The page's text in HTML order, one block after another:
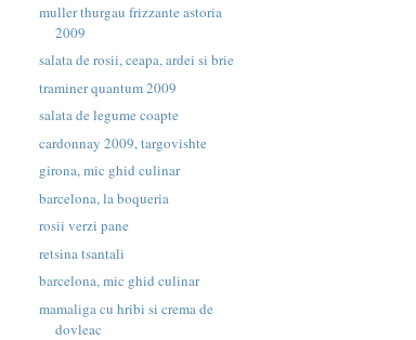
muller thurgau frizzante astoria
2009
salata de rosii, ceapa, ardei si brie
traminer quantum 2009
salata de legume coapte
cardonnay 2009, targovishte
girona, mic ghid culinar
barcelona, la boqueria
rosii verzi pane
retsina tsantali
barcelona, mic ghid culinar
mamaliga cu hribi si crema de
dovleac